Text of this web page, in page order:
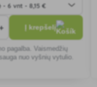
+ Į krepšelį
pagalba. Vaismedžių
nuo vyšnių vytulio.